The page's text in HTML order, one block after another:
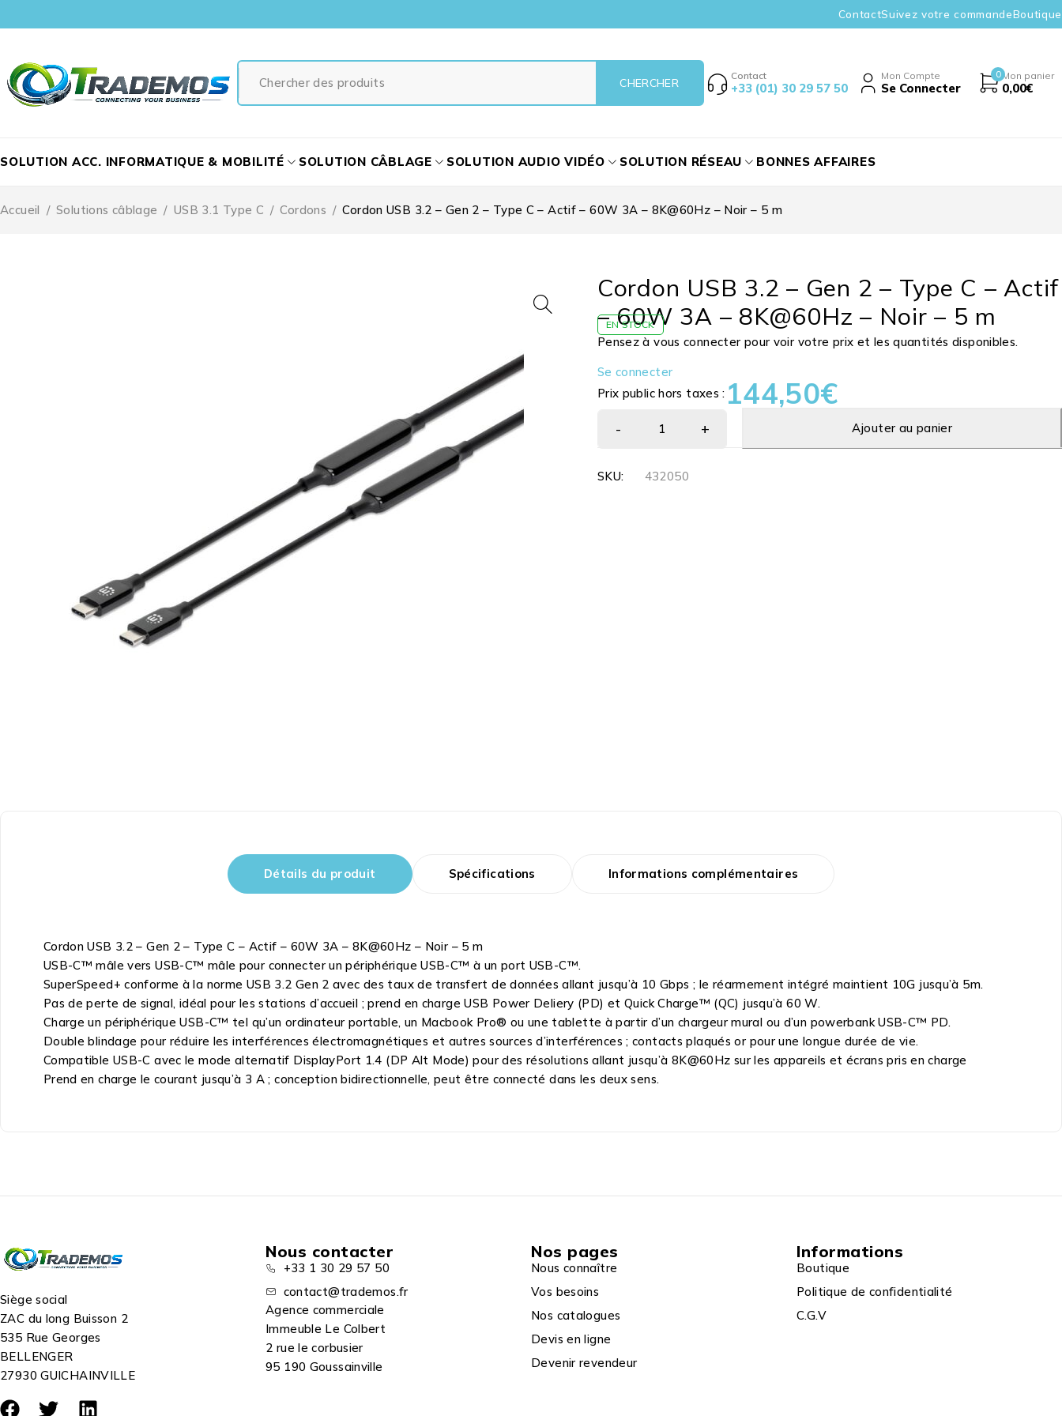
ContactSuivez votre commandeBoutique
Contact
+33 (01) 30 29 57 50
Mon Compte
Se Connecter
0 Mon panier
0,00€
SOLUTION ACC. INFORMATIQUE & MOBILITÉ SOLUTION CÂBLAGE SOLUTION AUDIO VIDÉO SOLUTION RÉSEAU BONNES AFFAIRES
Accueil / Solutions câblage / USB 3.1 Type C / Cordons / Cordon USB 3.2 – Gen 2 – Type C – Actif – 60W 3A – 8K@60Hz – Noir – 5 m
Cordon USB 3.2 – Gen 2 – Type C – Actif
– 60W 3A – 8K@60Hz – Noir – 5 m
EN STOCK
Pensez à vous connecter pour voir votre prix et les quantités disponibles.
Se connecter
Prix public hors taxes : 144,50€
Ajouter au panier
SKU: 432050
Détails du produit Spécifications Informations complémentaires
Cordon USB 3.2 – Gen 2 – Type C – Actif – 60W 3A – 8K@60Hz – Noir – 5 m
USB-C™ mâle vers USB-C™ mâle pour connecter un périphérique USB-C™ à un port USB-C™.
SuperSpeed+ conforme à la norme USB 3.2 Gen 2 avec des taux de transfert de données allant jusqu’à 10 Gbps ; le réarmement intégré maintient 10G jusqu’à 5m.
Pas de perte de signal, idéal pour les stations d’accueil ; prend en charge USB Power Deliery (PD) et Quick Charge™ (QC) jusqu’à 60 W.
Charge un périphérique USB-C™ tel qu’un ordinateur portable, un Macbook Pro® ou une tablette à partir d’un chargeur mural ou d’un powerbank USB-C™ PD.
Double blindage pour réduire les interférences électromagnétiques et autres sources d’interférences ; contacts plaqués or pour une longue durée de vie.
Compatible USB-C avec le mode alternatif DisplayPort 1.4 (DP Alt Mode) pour des résolutions allant jusqu’à 8K@60Hz sur les appareils et écrans pris en charge
Prend en charge le courant jusqu’à 3 A ; conception bidirectionnelle, peut être connecté dans les deux sens.
Siège social
ZAC du long Buisson 2
535 Rue Georges
BELLENGER
27930 GUICHAINVILLE
Nous contacter
+33 1 30 29 57 50
contact@trademos.fr
Agence commerciale
Immeuble Le Colbert
2 rue le corbusier
95 190 Goussainville
Nos pages
Nous connaître
Vos besoins
Nos catalogues
Devis en ligne
Devenir revendeur
Informations
Boutique
Politique de confidentialité
C.G.V